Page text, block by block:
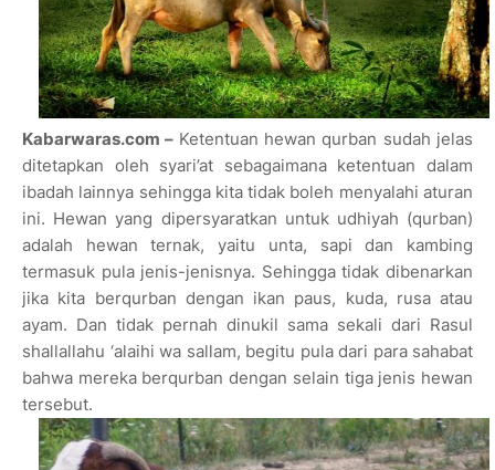
Kabarwaras.com – Ketentuan hewan qurban sudah jelas
ditetapkan oleh syari’at sebagaimana ketentuan dalam
ibadah lainnya sehingga kita tidak boleh menyalahi aturan
ini. Hewan yang dipersyaratkan untuk udhiyah (qurban)
adalah hewan ternak, yaitu unta, sapi dan kambing
termasuk pula jenis-jenisnya. Sehingga tidak dibenarkan
jika kita berqurban dengan ikan paus, kuda, rusa atau
ayam. Dan tidak pernah dinukil sama sekali dari Rasul
shallallahu ‘alaihi wa sallam, begitu pula dari para sahabat
bahwa mereka berqurban dengan selain tiga jenis hewan
tersebut.